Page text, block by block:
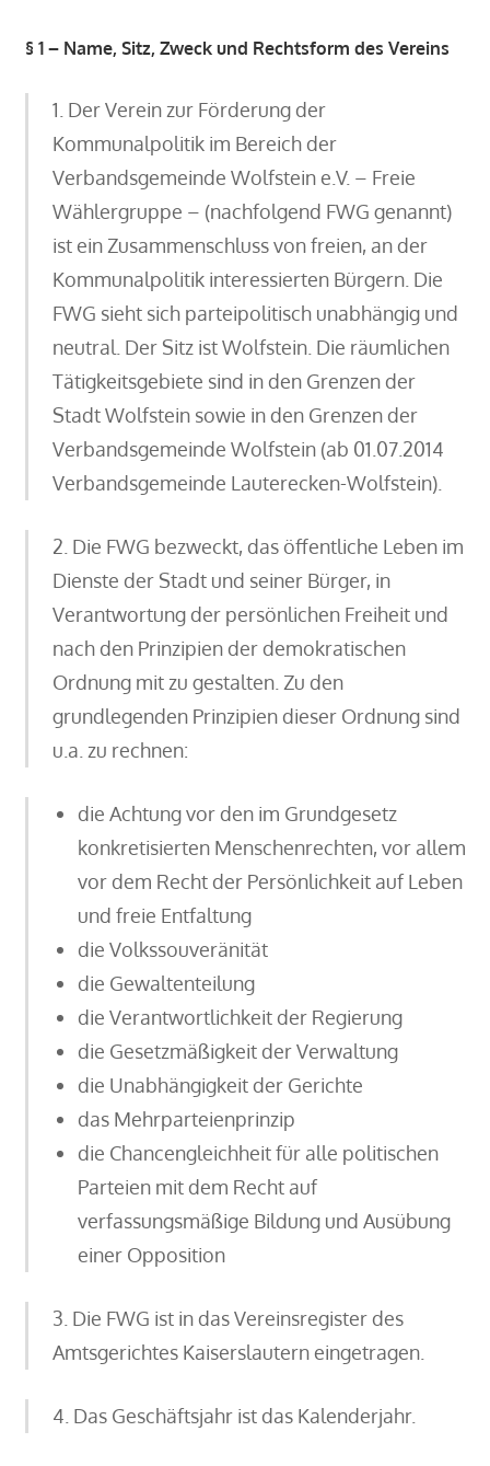
§ 1 – Name, Sitz, Zweck und Rechtsform des Vereins
1. Der Verein zur Förderung der
Kommunalpolitik im Bereich der
Verbandsgemeinde Wolfstein e.V. – Freie
Wählergruppe – (nachfolgend FWG genannt)
ist ein Zusammenschluss von freien, an der
Kommunalpolitik interessierten Bürgern. Die
FWG sieht sich parteipolitisch unabhängig und
neutral. Der Sitz ist Wolfstein. Die räumlichen
Tätigkeitsgebiete sind in den Grenzen der
Stadt Wolfstein sowie in den Grenzen der
Verbandsgemeinde Wolfstein (ab 01.07.2014
Verbandsgemeinde Lauterecken-Wolfstein).
2. Die FWG bezweckt, das öffentliche Leben im
Dienste der Stadt und seiner Bürger, in
Verantwortung der persönlichen Freiheit und
nach den Prinzipien der demokratischen
Ordnung mit zu gestalten. Zu den
grundlegenden Prinzipien dieser Ordnung sind
u.a. zu rechnen:
die Achtung vor den im Grundgesetz
konkretisierten Menschenrechten, vor allem
vor dem Recht der Persönlichkeit auf Leben
und freie Entfaltung
die Volkssouveränität
die Gewaltenteilung
die Verantwortlichkeit der Regierung
die Gesetzmäßigkeit der Verwaltung
die Unabhängigkeit der Gerichte
das Mehrparteienprinzip
die Chancengleichheit für alle politischen
Parteien mit dem Recht auf
verfassungsmäßige Bildung und Ausübung
einer Opposition
3. Die FWG ist in das Vereinsregister des
Amtsgerichtes Kaiserslautern eingetragen.
4. Das Geschäftsjahr ist das Kalenderjahr.